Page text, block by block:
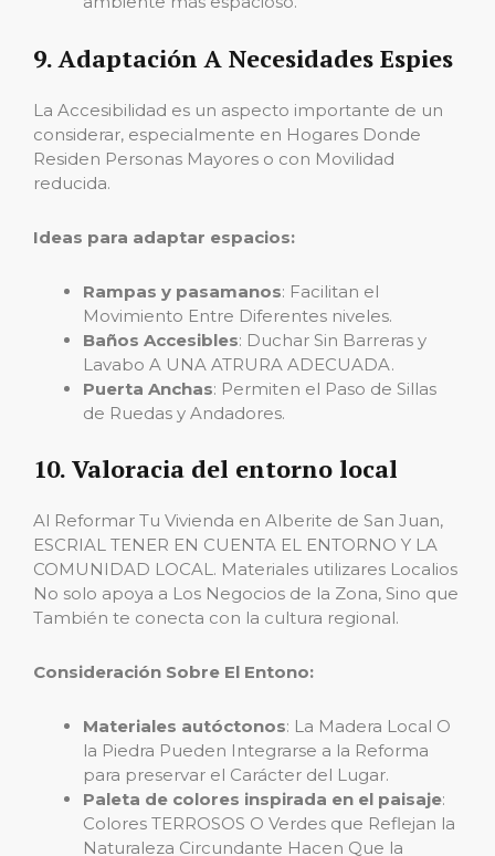
9. Adaptación A Necesidades Espies
La Accesibilidad es un aspecto importante de un
considerar, especialmente en Hogares Donde
Residen Personas Mayores o con Movilidad
reducida.
Ideas para adaptar espacios:
Rampas y pasamanos: Facilitan el
Movimiento Entre Diferentes niveles.
Baños Accesibles: Duchar Sin Barreras y
Lavabo A UNA ATRURA ADECUADA.
Puerta Anchas: Permiten el Paso de Sillas
de Ruedas y Andadores.
10. Valoracia del entorno local
Al Reformar Tu Vivienda en Alberite de San Juan,
ESCRIAL TENER EN CUENTA EL ENTORNO Y LA
COMUNIDAD LOCAL. Materiales utilizares Localios
No solo apoya a Los Negocios de la Zona, Sino que
También te conecta con la cultura regional.
Consideración Sobre El Entono:
Materiales autóctonos: La Madera Local O
la Piedra Pueden Integrarse a la Reforma
para preservar el Carácter del Lugar.
Paleta de colores inspirada en el paisaje:
Colores TERROSOS O Verdes que Reflejan la
Naturaleza Circundante Hacen Que la